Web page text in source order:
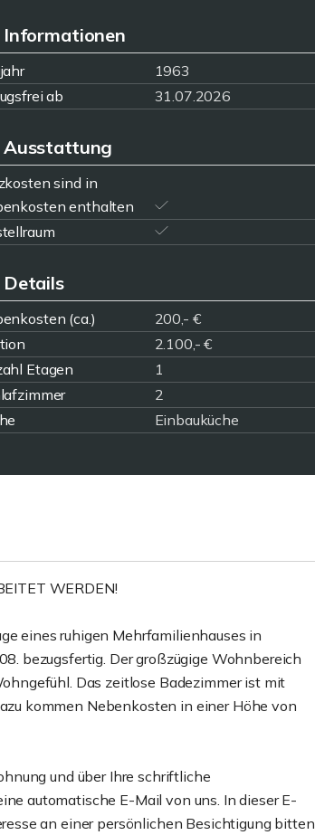
Informationen
1963
ab
31.07.2026
Ausstattung
sind in
enthalten
Details
(ca.) 200,- €
2.100,- €
Etagen
1
2
Einbauküche
WERDEN!
eines ruhigen Mehrfamilienhauses in
bezugsfertig. Der großzügige Wohnbereich
Das zeitlose Badezimmer ist mit
kommen Nebenkosten in einer Höhe von
und über Ihre schriftliche
automatische E-Mail von uns. In dieser E-
an einer persönlichen Besichtigung bitten